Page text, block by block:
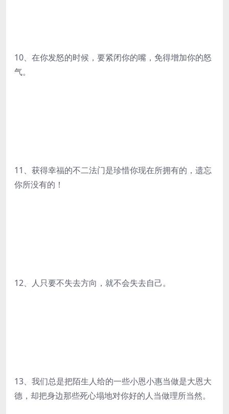
10、在你发怒的时候，要紧闭你的嘴，免得增加你的怒
气。
11、获得幸福的不二法门是珍惜你现在所拥有的，遗忘
你所没有的！
12、人只要不失去方向，就不会失去自己。
13、我们总是把陌生人给的一些小恩小惠当做是大恩大
德，却把身边那些死心塌地对你好的人当做理所当然。